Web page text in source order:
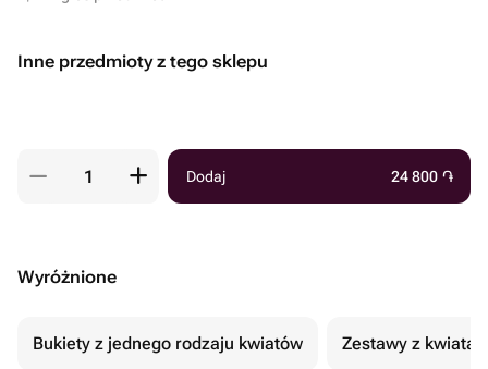
Inne przedmioty z tego sklepu
Dodaj 24 800 ֏
Wyróżnione
Bukiety z jednego rodzaju kwiatów Zestawy z